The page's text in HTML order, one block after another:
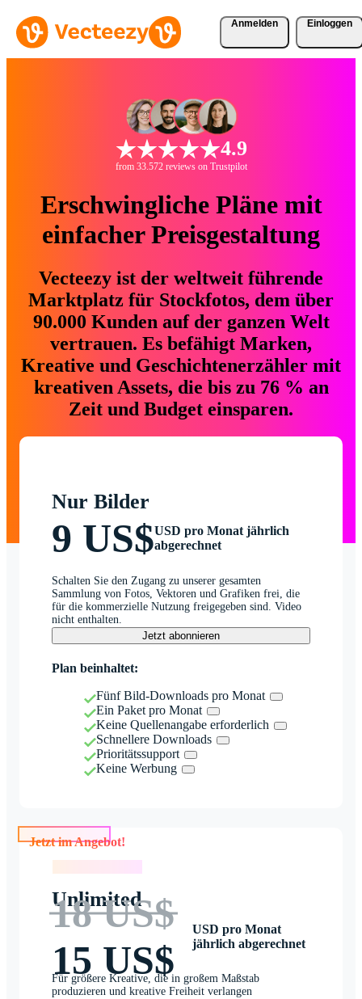
Anmelden Einloggen
4.9
from 33.572 reviews on Trustpilot
Erschwingliche Pläne mit
einfacher Preisgestaltung
Vecteezy ist der weltweit führende
Marktplatz für Stockfotos, dem über
90.000 Kunden auf der ganzen Welt
vertrauen. Es befähigt Marken,
Kreative und Geschichtenerzähler mit
kreativen Assets, die bis zu 76 % an
Zeit und Budget einsparen.
Nur Bilder
9 US$USD pro Monat jährlich
abgerechnet
Schalten Sie den Zugang zu unserer gesamten
Sammlung von Fotos, Vektoren und Grafiken frei, die
für die kommerzielle Nutzung freigegeben sind. Video
nicht enthalten.
Jetzt abonnieren
Plan beinhaltet:
Fünf Bild-Downloads pro Monat
Ein Paket pro Monat
Keine Quellenangabe erforderlich
Schnellere Downloads
Prioritätssupport
Keine Werbung
Jetzt im Angebot!
Unlimited
18 US$
15 US$
USD pro Monat
jährlich abgerechnet
Für größere Kreative, die in großem Maßstab
produzieren und kreative Freiheit verlangen